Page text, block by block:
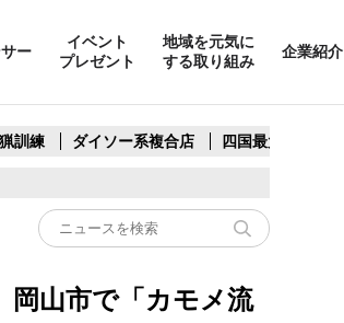
ー
イベント
プレゼント
地域を元気に
する取り組み
企業紹介
訓練 ダイソー系複合店 四国最大スリコ
山市で「カモメ流